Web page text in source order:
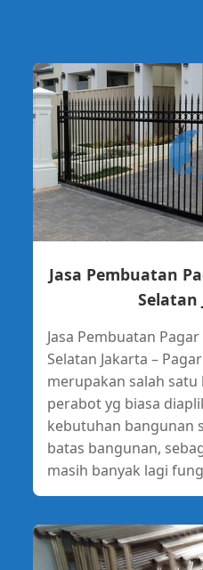
Jasa Pembuatan
Selatan
Jasa Pembuatan
Selatan Jakarta –
merupakan salah
perabot yg biasa
kebutuhan bangunan
batas bangunan,
masih banyak lagi